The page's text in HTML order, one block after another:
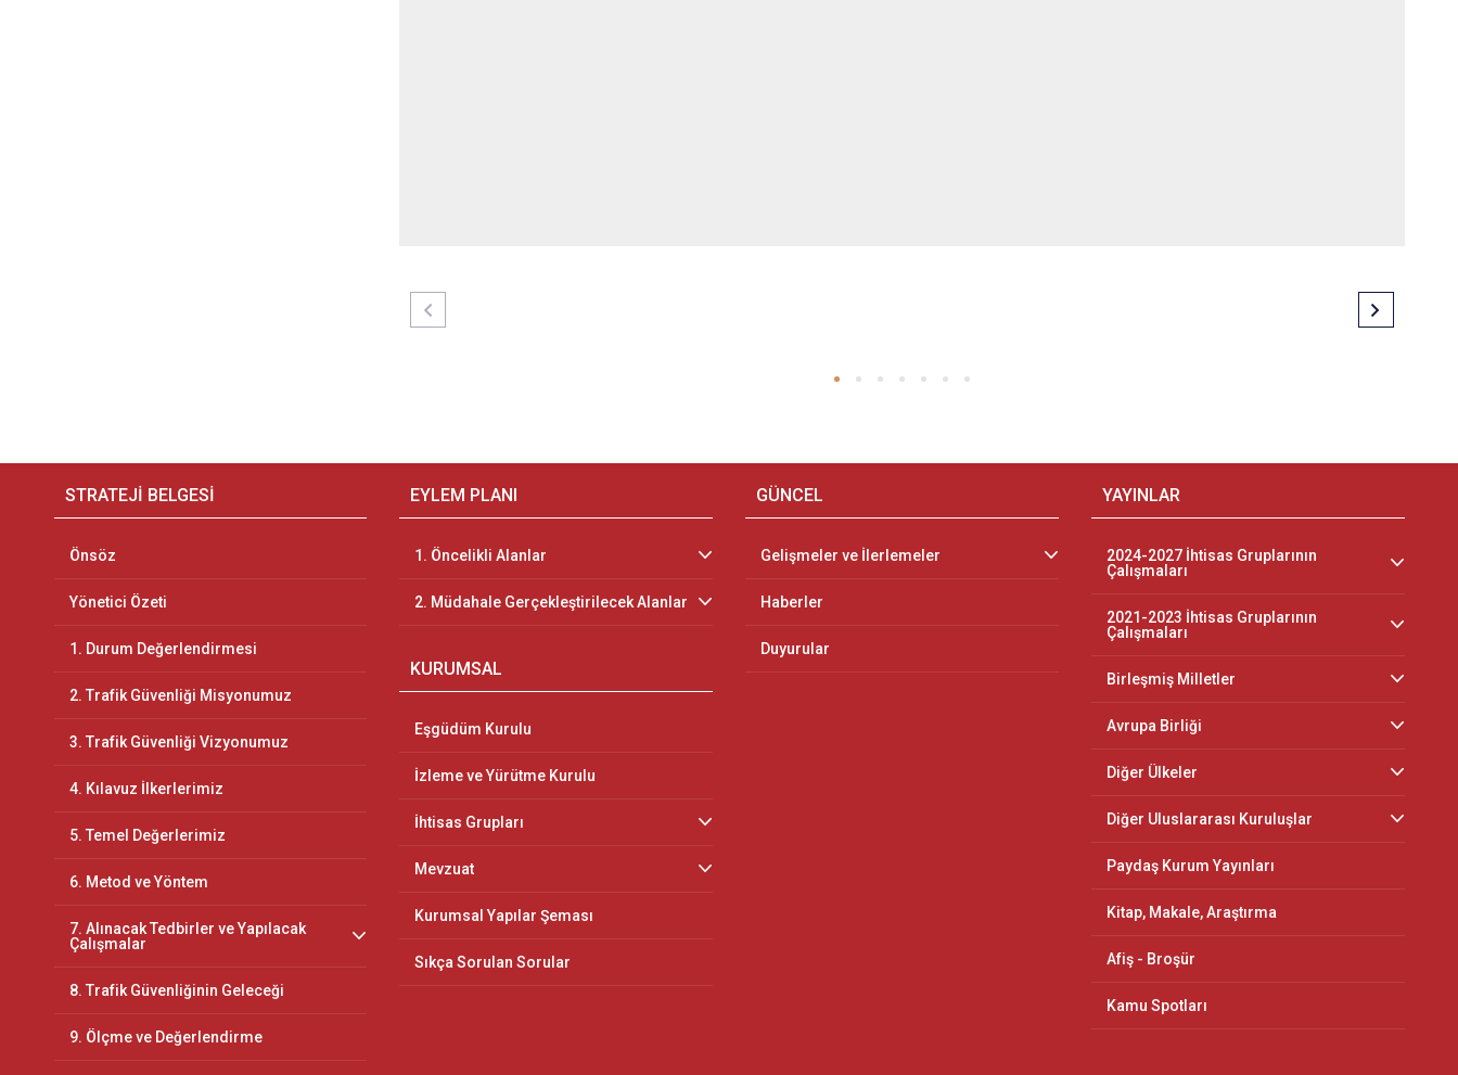
STRATEJİ BELGESİ
Önsöz
Yönetici Özeti
1. Durum Değerlendirmesi
2. Trafik Güvenliği Misyonumuz
3. Trafik Güvenliği Vizyonumuz
4. Kılavuz İlkerlerimiz
5. Temel Değerlerimiz
6. Metod ve Yöntem
7. Alınacak Tedbirler ve Yapılacak
Çalışmalar
8. Trafik Güvenliğinin Geleceği
9. Ölçme ve Değerlendirme
EYLEM PLANI
1. Öncelikli Alanlar
2. Müdahale Gerçekleştirilecek Alanlar
KURUMSAL
Eşgüdüm Kurulu
İzleme ve Yürütme Kurulu
İhtisas Grupları
Mevzuat
Kurumsal Yapılar Şeması
Sıkça Sorulan Sorular
GÜNCEL
Gelişmeler ve İlerlemeler
Haberler
Duyurular
YAYINLAR
2024-2027 İhtisas Gruplarının
Çalışmaları
2021-2023 İhtisas Gruplarının
Çalışmaları
Birleşmiş Milletler
Avrupa Birliği
Diğer Ülkeler
Diğer Uluslararası Kuruluşlar
Paydaş Kurum Yayınları
Kitap, Makale, Araştırma
Afiş - Broşür
Kamu Spotları